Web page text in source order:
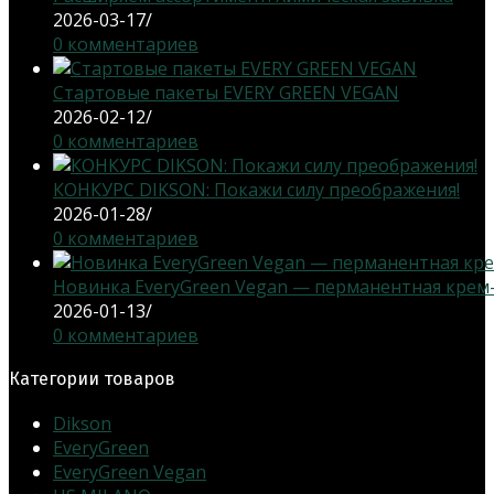
2026-03-17/
0 комментариев
Стартовые пакеты EVERY GREEN VEGAN
2026-02-12/
0 комментариев
КОНКУРС DIKSON: Покажи силу преображения!
2026-01-28/
0 комментариев
Новинка EveryGreen Vegan — перманентная
2026-01-13/
0 комментариев
Категории товаров
Dikson
EveryGreen
EveryGreen Vegan